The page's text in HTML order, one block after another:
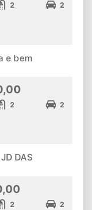
2 2
e bem
2 2
DAS
2 2